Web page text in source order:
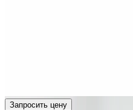
Запросить цену